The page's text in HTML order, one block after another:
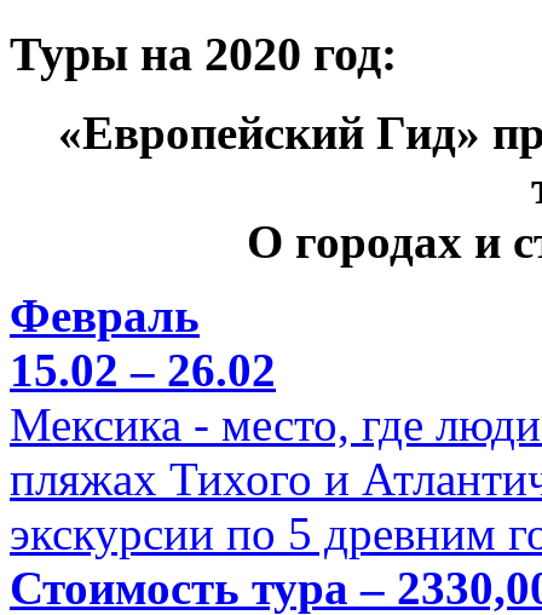
Туры на 2020 год:
«Европейский Гид»
О городах и
Февраль
15.02 – 26.02
Мексика - место, где
пляжах Тихого и
экскурсии по 5 древним
Стоимость тура –